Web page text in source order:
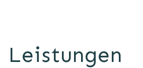
Leistungen